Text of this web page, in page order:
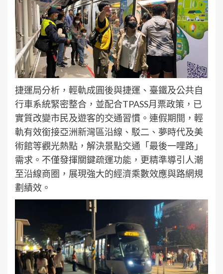
捷運局分析，輕軌成圓後與捷運、臺鐵及公共自
行車系統緊密整合，並配合TPASS月票政策，已
實質改變市民及遊客的交通習慣。連假期間，輕
軌有效銜接亞洲新灣區沿線、駁二、夢時代及美
術館等觀光熱點，解決景點交通「最後一哩路」
需求。不僅發揮關鍵疏運功能，更精準導引人潮
至沿線商圈，展現強大的經濟乘數效應與路網規
劃績效。